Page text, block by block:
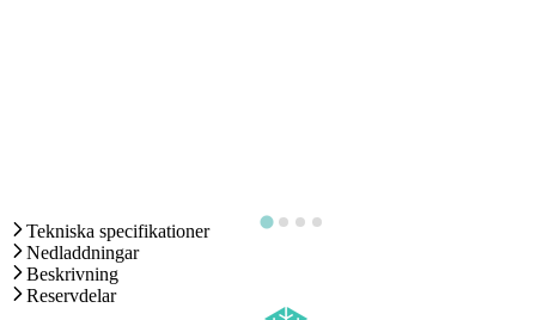
Tekniska specifikationer
Nedladdningar
Beskrivning
Reservdelar